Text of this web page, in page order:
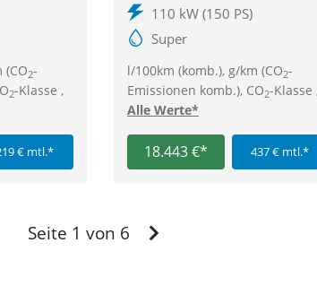
(CO2-
2-Klasse ,
€ mtl.*
110 kW (150 PS)
Super
l/100km (komb.), g/km (CO2-
Emissionen komb.), CO2-Klasse
Alle Werte*
18.443 €* 437 € mtl.*
Seite 1 von 6 Vor